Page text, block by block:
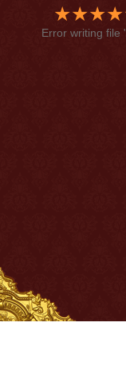
★★★★
Error writing file